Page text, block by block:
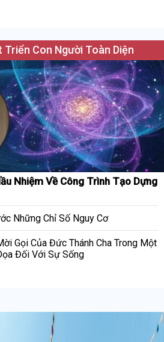
Triển Con Người Toàn Diện
Nhiệm Về Công Trình Tạo Dựng
Những Chỉ Số Nguy Cơ
Gọi Của Đức Thánh Cha Trong Một
Đối Với Sự Sống